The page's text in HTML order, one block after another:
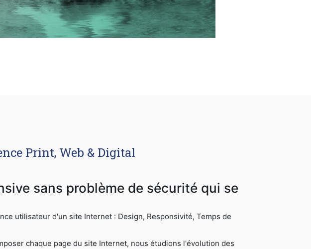
Print, Web & Digital
sans problème de sécurité qui se
utilisateur d'un site Internet : Design, Responsivité, Temps de
chaque page du site Internet, nous étudions l'évolution des